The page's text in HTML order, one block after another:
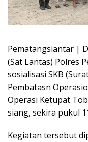
Pematangsiantar |
(Sat Lantas) Polres
sosialisasi SKB
Pembatasn
Operasi Ketupat
siang, sekira pukul
Kegiatan tersebut